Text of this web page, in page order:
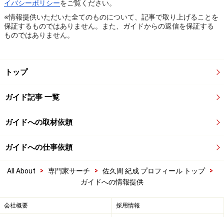
イバシーポリシーをご覧ください。
※情報提供いただいた全てのものについて、記事で取り上げることを
保証するものではありません。また、ガイドからの返信を保証する
ものではありません。
トップ
ガイド記事 一覧
ガイドへの取材依頼
ガイドへの仕事依頼
All About > 専門家サーチ > 佐久間 紀成 プロフィール トップ
>
ガイドへの情報提供
会社概要 採用情報